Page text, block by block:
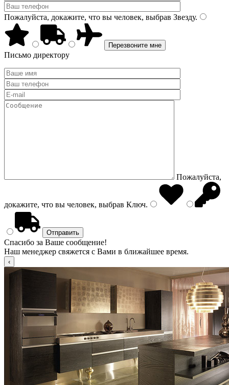
Пожалуйста, докажите, что вы человек, выбрав Звезду.
Письмо директору
Пожалуйста,
докажите, что вы человек, выбрав Ключ.
Спасибо за Ваше сообщение!
Наш менеджер свяжется с Вами в ближайшее время.